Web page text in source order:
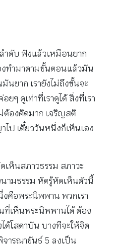
ำดับ ฟังแล้วเหมือนยาก
งทำมาตามขั้นตอนแล้วมัน
นยาก เรายังไม่ถึงขั้นจะ
ๆ ดูเท่าที่เราดูได้ สิ่งที่เรา
ต้องคิดมาก เจริญสติ
ป เดี๋ยววันหนึ่งก็เห็นเอง
ห็นสภาวธรรม สภาวะ
ามธรรม หัดรู้หัดเห็นตัวนี้
คือพระนิพพาน พวกเรา
ที่เห็นพระนิพพานได้ ต้อง
ด้โสดาบัน บางทีจะให้จิต
ารณาขันธ์ 5 ลงเป็น